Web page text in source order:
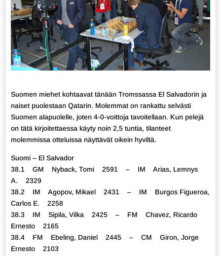
Suomen miehet kohtaavat tänään Tromssassa El Salvadorin ja
naiset puolestaan Qatarin. Molemmat on rankattu selvästi
Suomen alapuolelle, joten 4-0-voittoja tavoitellaan. Kun pelejä
on tätä kirjoitettaessa käyty noin 2,5 tuntia, tilanteet
molemmissa otteluissa näyttävät oikein hyviltä.
Suomi – El Salvador
38.1 GM Nyback, Tomi 2591 – IM Arias, Lemnys
A. 2329
38.2 IM Agopov, Mikael 2431 – IM Burgos Figueroa,
Carlos E. 2258
38.3 IM Sipila, Vilka 2425 – FM Chavez, Ricardo
Ernesto 2165
38.4 FM Ebeling, Daniel 2445 – CM Giron, Jorge
Ernesto 2103